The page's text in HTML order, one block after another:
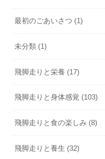
最初のごあいさつ (1)
未分類 (1)
飛脚走りと栄養 (17)
飛脚走りと身体感覚 (103)
飛脚走りと食の楽しみ (8)
飛脚走りと養生 (32)